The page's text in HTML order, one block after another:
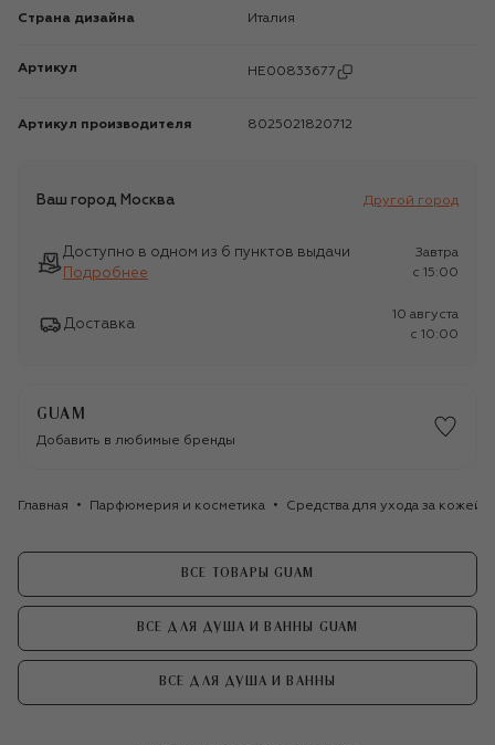
Страна дизайна Италия
Артикул HE00833677
Артикул производителя 8025021820712
Ваш город Москва Другой город
Доступно в одном из 6 пунктов выдачи
Подробнее
Завтра
c 15:00
Доставка
10 августа
c 10:00
GUAM
Добавить в любимые бренды
Главная Парфюмерия и косметика Средства для ухода за кожей
ВСЕ ТОВАРЫ GUAM
ВСЕ ДЛЯ ДУША И ВАННЫ GUAM
ВСЕ ДЛЯ ДУША И ВАННЫ